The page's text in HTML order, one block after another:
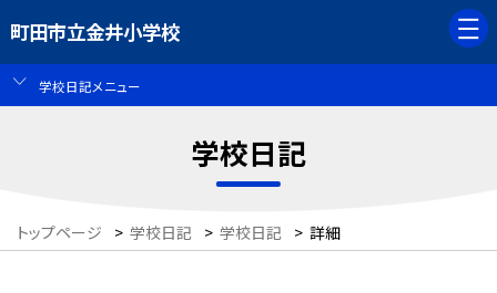
町田市立金井小学校
学校日記メニュー
学校日記
トップページ > 学校日記 > 学校日記 > 詳細